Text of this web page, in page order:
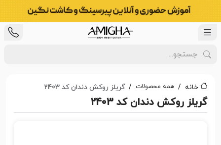
خانه همه محصولات گریلز روکش دندان کد 2403
گریلز روکش دندان کد 2403